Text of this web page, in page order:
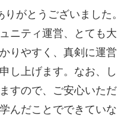
がとうございました。
ニティ運営、とても大
りやすく、真剣に運営
し上げます。なお、し
すので、ご安心いただ
んだことでできていな